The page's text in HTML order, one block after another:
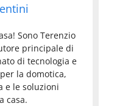
Sono Terenzio
principale di
di tecnologia e
la domotica,
e le soluzioni
casa.